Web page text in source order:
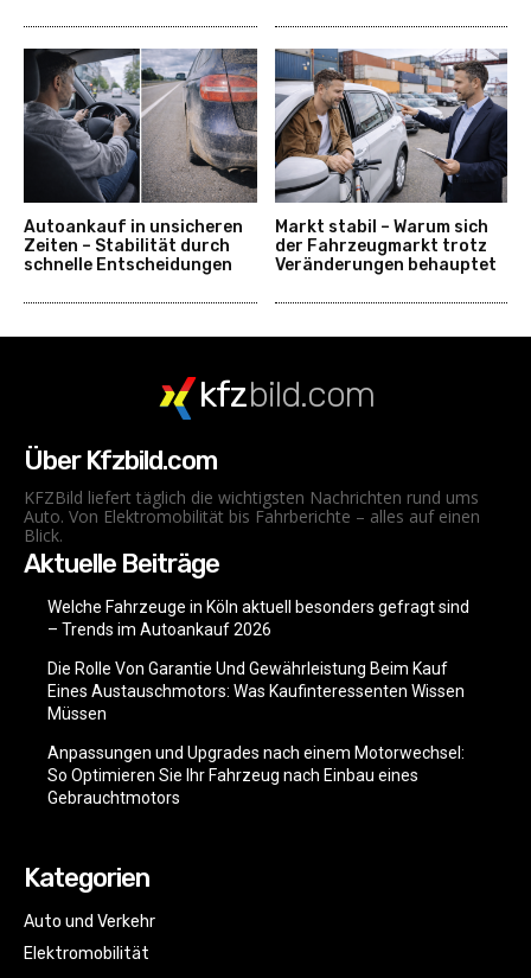
Autoankauf in unsicheren
Zeiten – Stabilität durch
schnelle Entscheidungen
Markt stabil – Warum sich
der Fahrzeugmarkt trotz
Veränderungen behauptet
kfzbild.com
Über Kfzbild.com
KFZBild liefert täglich die wichtigsten Nachrichten rund ums
Auto. Von Elektromobilität bis Fahrberichte – alles auf einen
Blick.
Aktuelle Beiträge
Welche Fahrzeuge in Köln aktuell besonders gefragt sind
– Trends im Autoankauf 2026
Die Rolle Von Garantie Und Gewährleistung Beim Kauf
Eines Austauschmotors: Was Kaufinteressenten Wissen
Müssen
Anpassungen und Upgrades nach einem Motorwechsel:
So Optimieren Sie Ihr Fahrzeug nach Einbau eines
Gebrauchtmotors
Kategorien
Auto und Verkehr
Elektromobilität